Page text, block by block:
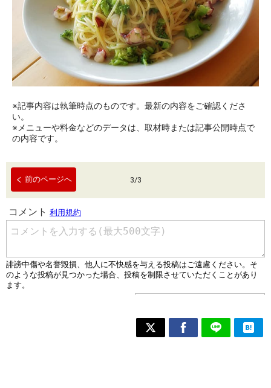
※記事内容は執筆時点のものです。最新の内容をご確認くださ
い。
※メニューや料金などのデータは、取材時または記事公開時点で
の内容です。
前のページへ 3/3